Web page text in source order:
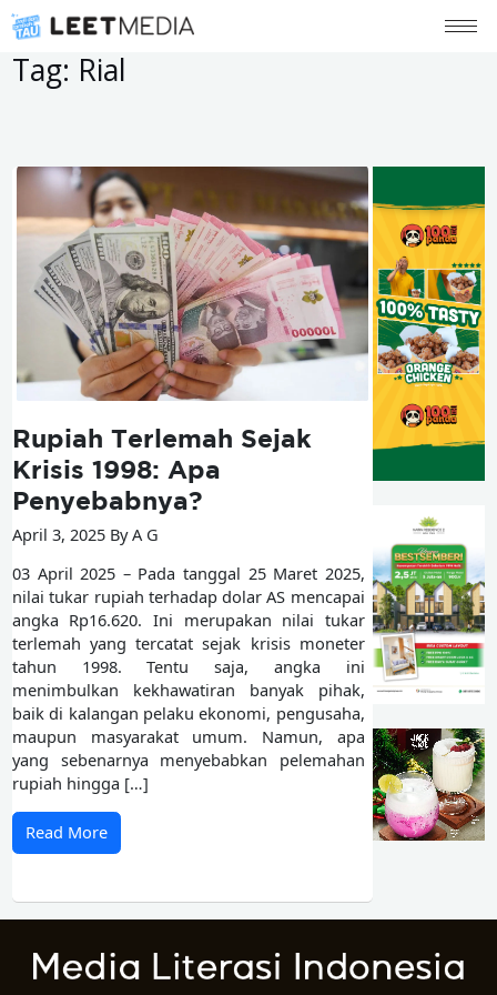
Tag: Rial
Rupiah Terlemah Sejak
Krisis 1998: Apa
Penyebabnya?
April 3, 2025 By A G
03 April 2025 – Pada tanggal 25 Maret 2025,
nilai tukar rupiah terhadap dolar AS mencapai
angka Rp16.620. Ini merupakan nilai tukar
terlemah yang tercatat sejak krisis moneter
tahun 1998. Tentu saja, angka ini
menimbulkan kekhawatiran banyak pihak,
baik di kalangan pelaku ekonomi, pengusaha,
maupun masyarakat umum. Namun, apa
yang sebenarnya menyebabkan pelemahan
rupiah hingga […]
Read More